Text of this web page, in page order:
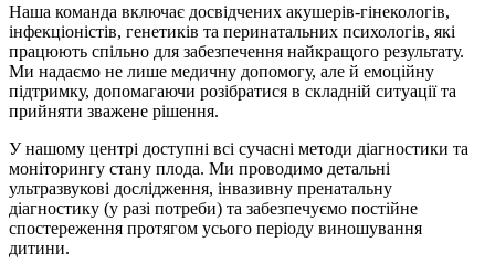
Наша команда включає досвідчених акушерів-гінекологів,
інфекціоністів, генетиків та перинатальних психологів, які
працюють спільно для забезпечення найкращого результату.
Ми надаємо не лише медичну допомогу, але й емоційну
підтримку, допомагаючи розібратися в складній ситуації та
прийняти зважене рішення.
У нашому центрі доступні всі сучасні методи діагностики та
моніторингу стану плода. Ми проводимо детальні
ультразвукові дослідження, інвазивну пренатальну
діагностику (у разі потреби) та забезпечуємо постійне
спостереження протягом усього періоду виношування
дитини.